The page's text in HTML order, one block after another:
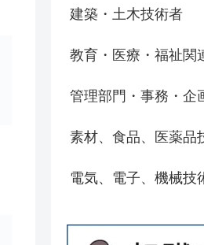
建築・土木技術者
教育・医療・福祉関
管理部門・事務・企
素材、食品、医薬品
電気、電子、機械技